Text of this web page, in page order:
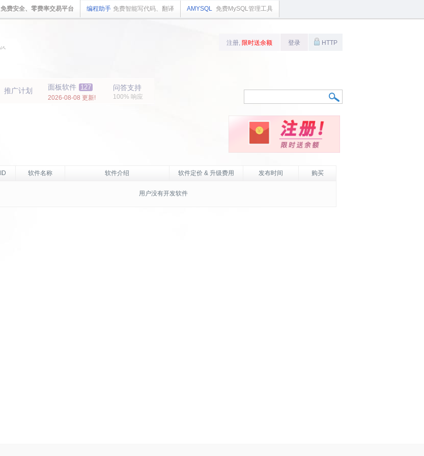
免费安全、零费率交易平台 编程助手 免费智能写代码、翻译 AMYSQL 免费MySQL管理工具
推广计划 面板软件 127
2026-08-08 更新!
问答支持
100% 响应
注册, 限时送余额 登录 HTTP
ID 软件名称 软件介绍 软件定价 & 升级费用 发布时间 购买
用户没有开发软件